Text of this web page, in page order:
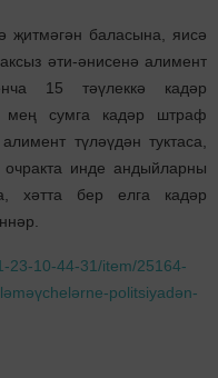
җитмәгән баласына, яисә
әти-әнисенә алимент
15 тәүлеккә кадәр
мең сумга кадәр штраф
түләүдән туктаса,
инде андыйларны
хәтта бер елга кадәр
23-10-44-31/item/25164-
politsiyadәn-